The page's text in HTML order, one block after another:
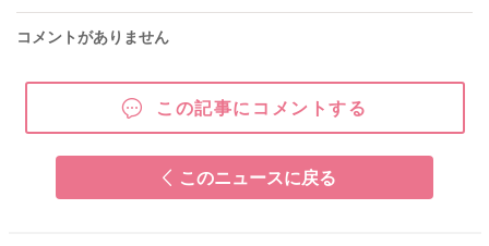
コメントがありません
この記事にコメントする
このニュースに戻る